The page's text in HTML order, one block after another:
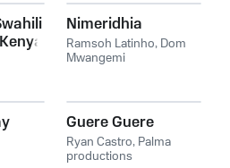
Nimeridhia
Ramsoh Latinho, Dom
Mwangemi
Guere Guere
Ryan Castro, Palma
productions